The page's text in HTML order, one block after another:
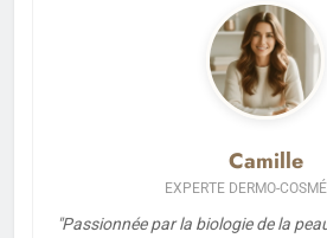
Camille
EXPERTE DERMO-
"Passionnée par la biologie de la